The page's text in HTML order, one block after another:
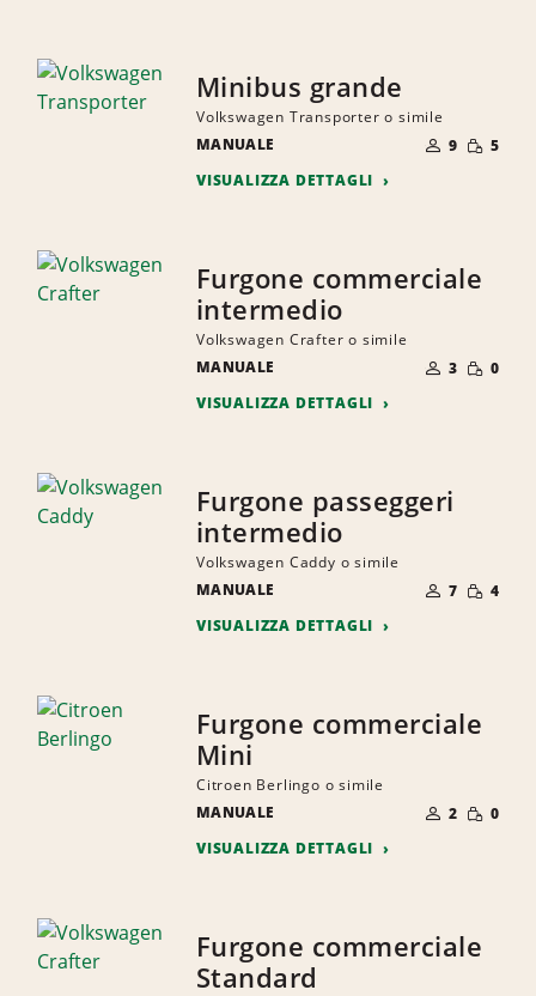
Minibus grande
Volkswagen Transporter o simile
MANUALE
DI
PERSONE
9 RIDOTTA
5
VISUALIZZA DETTAGLI
Furgone commerciale
intermedio
Volkswagen Crafter o simile
MANUALE
DI
PERSONE
3 RIDOTTA
0
VISUALIZZA DETTAGLI
Furgone passeggeri
intermedio
Volkswagen Caddy o simile
MANUALE
DI
PERSONE
7 RIDOTTA
4
VISUALIZZA DETTAGLI
Furgone commerciale
Mini
Citroen Berlingo o simile
MANUALE
DI
PERSONE
2 RIDOTTA
0
VISUALIZZA DETTAGLI
Furgone commerciale
Standard